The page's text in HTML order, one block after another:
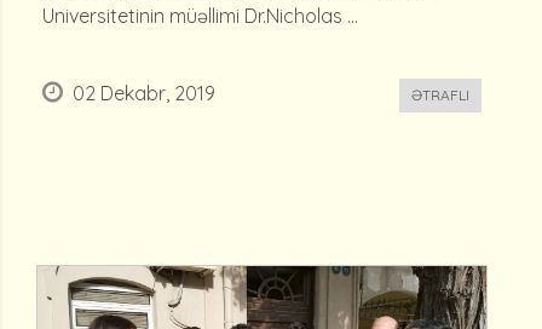
Universitetinin müəllimi Dr.Nicholas ...
02 Dekabr, 2019 ƏTRAFLI